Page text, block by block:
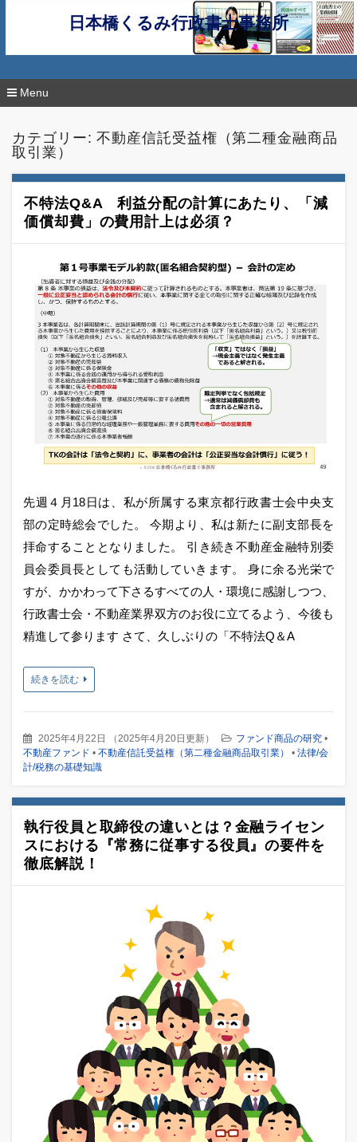
日本橋くるみ行政書士事務所
Menu
カテゴリー:不動産信託受益権（第二種金融商品
取引業）
不特法Q&A 利益分配の計算にあたり、「減
価償却費」の費用計上は必須？
先週４月18日は、私が所属する東京都行政書士会中央支
部の定時総会でした。 今期より、私は新たに副支部長を
拝命することとなりました。 引き続き不動産金融特別委
員会委員長としても活動していきます。 身に余る光栄で
すが、かかわって下さるすべての人・環境に感謝しつつ、
行政書士会・不動産業界双方のお役に立てるよう、今後も
精進して参ります さて、久しぶりの「不特法Q＆A
続きを読む
2025年4月22日 （2025年4月20日更新） ファンド商品の研究 •
不動産ファンド • 不動産信託受益権（第二種金融商品取引業） • 法律/会
計/税務の基礎知識
執行役員と取締役の違いとは？金融ライセン
スにおける『常務に従事する役員』の要件を
徹底解説！